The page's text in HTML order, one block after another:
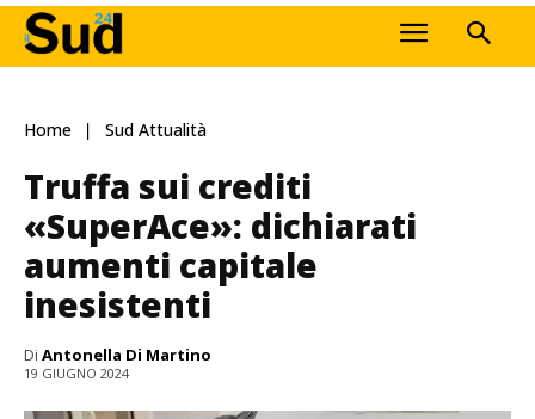
Home Sud Attualità
Truffa sui crediti
«SuperAce»: dichiarati
aumenti capitale
inesistenti
Di Antonella Di Martino
19 GIUGNO 2024